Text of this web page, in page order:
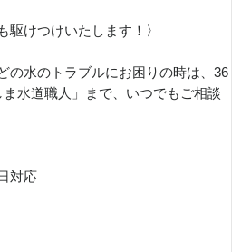
駆けつけいたします！〉
の水のトラブルにお困りの時は、36
水道職人」まで、いつでもご相談
対応